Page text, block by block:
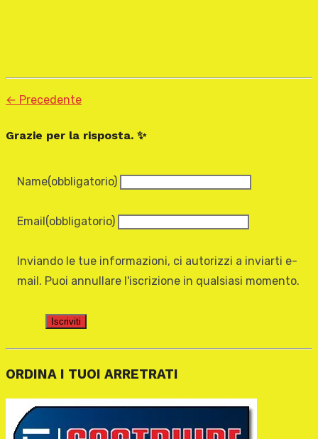
← Precedente
Grazie per la risposta. ✨
Name(obbligatorio)
Email(obbligatorio)
Inviando le tue informazioni, ci autorizzi a inviarti e-
mail. Puoi annullare l'iscrizione in qualsiasi momento.
Iscriviti
ORDINA I TUOI ARRETRATI